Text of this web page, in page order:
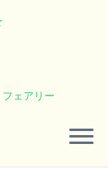
ェアリー